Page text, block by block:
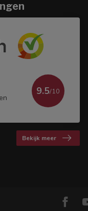
9.5/10
Bekijk meer